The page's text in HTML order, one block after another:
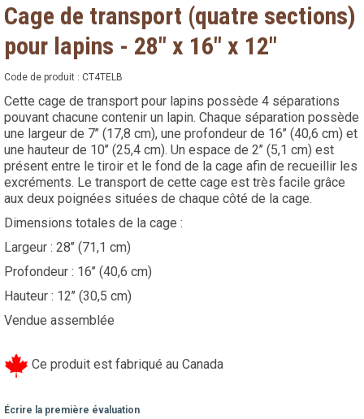
Cage de transport (quatre sections)
pour lapins - 28" x 16" x 12"
Code de produit : CT4TELB
Cette cage de transport pour lapins possède 4 séparations
pouvant chacune contenir un lapin. Chaque séparation possède
une largeur de 7’’ (17,8 cm), une profondeur de 16’’ (40,6 cm) et
une hauteur de 10’’ (25,4 cm). Un espace de 2’’ (5,1 cm) est
présent entre le tiroir et le fond de la cage afin de recueillir les
excréments. Le transport de cette cage est très facile grâce
aux deux poignées situées de chaque côté de la cage.
Dimensions totales de la cage :
Largeur : 28’’ (71,1 cm)
Profondeur : 16’’ (40,6 cm)
Hauteur : 12’’ (30,5 cm)
Vendue assemblée
Ce produit est fabriqué au Canada
Écrire la première évaluation